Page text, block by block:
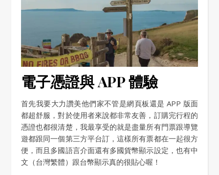
電子憑證與 APP 體驗
首先我要大力讚美他們家不管是網頁板還是 APP 版面
都超舒服，對於使用者來說都非常友善，訂購完行程的
憑證也都很清楚，我最享受的就是盡量所有門票跟導覽
遊都跟同一個第三方平台訂，這樣所有票都在一起很方
便，而且多國語言介面還有多國貨幣顯示設定，也有中
文（台灣繁體）跟台幣顯示真的很貼心喔！